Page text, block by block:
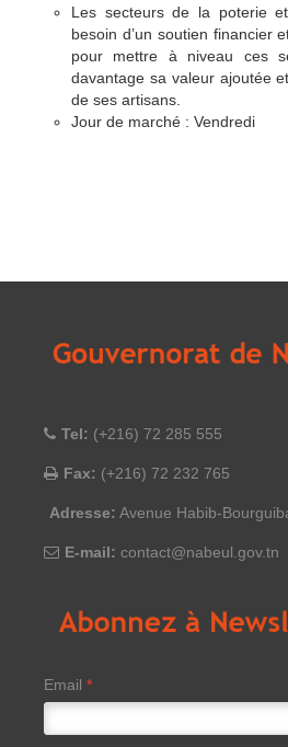
Les secteurs de la poterie
besoin d’un soutien financier
pour mettre à niveau ces
davantage sa valeur ajoutée
de ses artisans.
Jour de marché : Vendredi
Tel: (+216) 72 285 555
Fax: (+216) 72 232 765
Adresse: Avenue Habib-
E-mail: contact@nabeul.gov.tn
Email *